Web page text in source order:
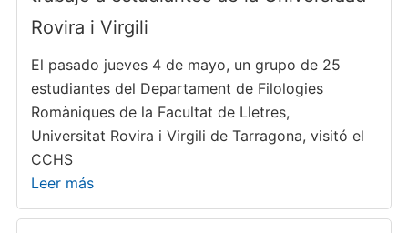
Rovira i Virgili
El pasado jueves 4 de mayo, un grupo de 25
estudiantes del Departament de Filologies
Romàniques de la Facultat de Lletres,
Universitat Rovira i Virgili de Tarragona, visitó el
CCHS
Leer más